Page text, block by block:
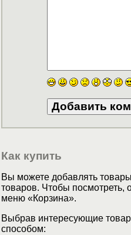
Как купить
Вы можете добавлять товары
товаров. Чтобы посмотреть,
меню «Корзина».
Выбрав интересующие
способом: